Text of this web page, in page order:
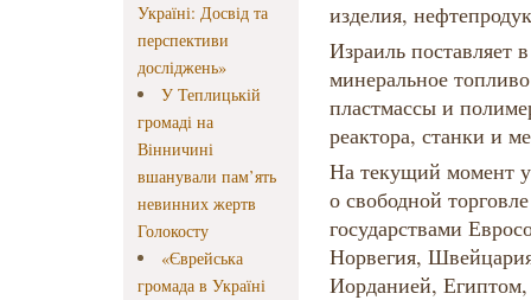
Україні: Досвід та
перспективи
досліджень»
У Теплицькій
громаді на
Вінничині
вшанували пам’ять
невинних жертв
Голокосту
«Єврейська
громада в Україні
изделия,
Израиль поставляет
минеральное
пластмассы и
реактора, станки и
На текущий момент
о свободной
государствами
Норвегия,
Иорданией,